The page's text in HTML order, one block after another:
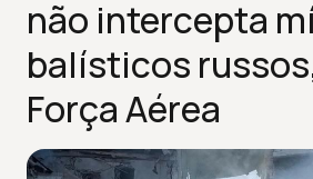
não intercepta
balísticos
Força Aérea